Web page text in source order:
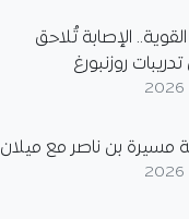
الإصابة تُلاحق
روزنبورغ
مسيرة بن ناصر مع ميلان